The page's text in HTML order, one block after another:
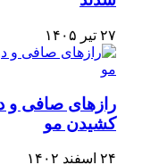
۲۷ تیر ۱۴۰۵
رازهای صافی و
کشیدن مو
۲۴ اسفند ۱۴۰۲